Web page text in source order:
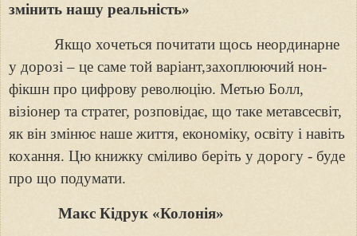
змінить нашу реальність»
Якщо хочеться почитати щось неординарне
у дорозі – це саме той варіант,захоплюючий нон-
фікшн про цифрову революцію. Метью Болл,
візіонер та стратег, розповідає, що таке метавсесвіт,
як він змінює наше життя, економіку, освіту і навіть
кохання. Цю книжку сміливо беріть у дорогу - буде
про що подумати.
Макс Кідрук «Колонія»